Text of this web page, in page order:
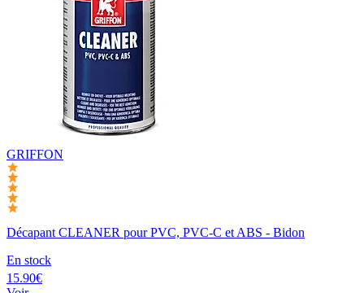
GRIFFON
Décapant CLEANER pour PVC, PVC-C et ABS - Bidon
En stock
15.90€